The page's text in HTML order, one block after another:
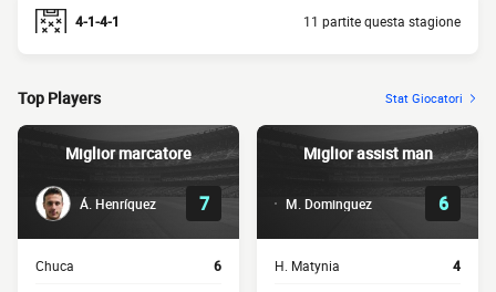
4-1-4-1 11 partite questa stagione
Top Players Stat Giocatori
Miglior marcatore
Á. Henríquez 7
Chuca 6
Miglior assist man
M. Dominguez 6
H. Matynia 4